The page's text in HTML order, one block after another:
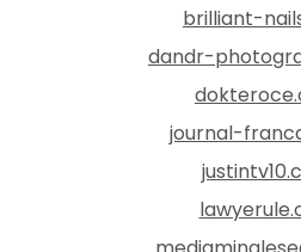
brilliant-
dandr-
journal-